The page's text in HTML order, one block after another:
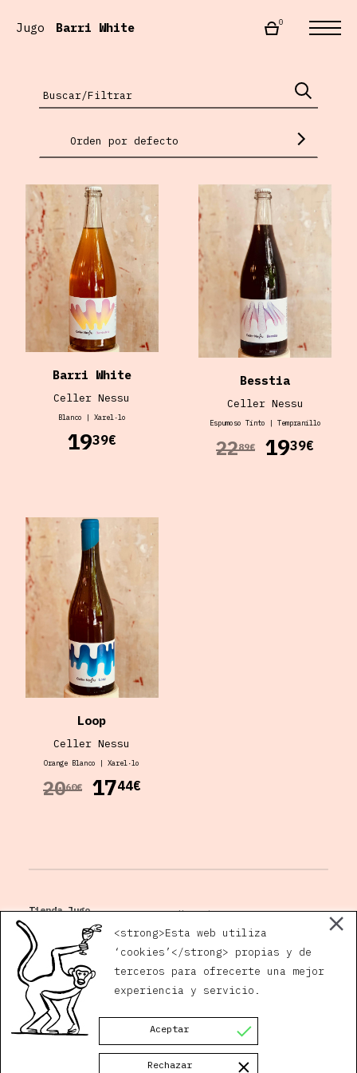
Jugo Barri White 0
Orden por defecto
Barri White
Celler Nessu
Blanco Xarel·lo
1939€
Besstia
Celler Nessu
Espumoso Tinto | Tempranillo
2289€ 1939€
Loop
Celler Nessu
Orange Blanco |Xarel·lo
2060€ 1744€
Tienda Jugo
Plaza San Andrés, 5
14002 Córdoba
Horario
Gaby:630 171 632
Javi:629 378 895
quiero@jugovivo.com
<strong>Esta web utiliza
‘cookies’</strong> propias y de
terceros para ofrecerte una mejor
experiencia y servicio.
Aceptar
Rechazar